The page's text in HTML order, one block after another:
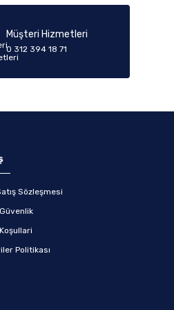
Müşteri Hizmetleri
0 312 394 18 71
Sözleşmesi
Politikası